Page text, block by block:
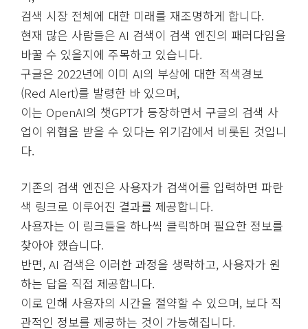
검색 시장 전체에 대한 미래를 재조명하게 합니다.
현재 많은 사람들은 AI 검색이 검색 엔진의 패러다임을
바꿀 수 있을지에 주목하고 있습니다.
구글은 2022년에 이미 AI의 부상에 대한 적색경보
(Red Alert)를 발령한 바 있으며,
이는 OpenAI의 챗GPT가 등장하면서 구글의 검색 사
업이 위협을 받을 수 있다는 위기감에서 비롯된 것입니
다.
기존의 검색 엔진은 사용자가 검색어를 입력하면 파란
색 링크로 이루어진 결과를 제공합니다.
사용자는 이 링크들을 하나씩 클릭하며 필요한 정보를
찾아야 했습니다.
반면, AI 검색은 이러한 과정을 생략하고, 사용자가 원
하는 답을 직접 제공합니다.
이로 인해 사용자의 시간을 절약할 수 있으며, 보다 직
관적인 정보를 제공하는 것이 가능해집니다.